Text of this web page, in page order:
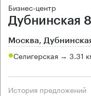
Бизнес-центр
Дубнинская
Москва,
Селигерская → 3.31
История предложений